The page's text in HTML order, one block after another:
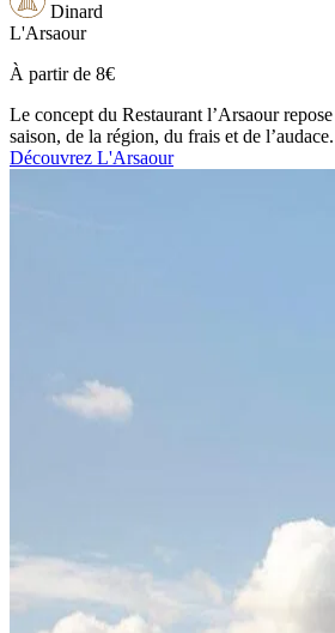
Dinard
L'Arsaour
À partir de 8€
Le concept du Restaurant l’Arsaour
saison, de la région, du frais et de l’audace.
Découvrez L'Arsaour